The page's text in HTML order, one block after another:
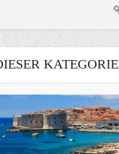
KATEGORIE